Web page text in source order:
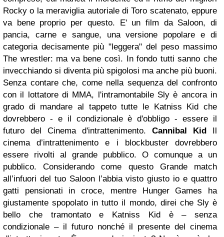
Rocky o la meraviglia autoriale di Toro scatenato, eppure
va bene proprio per questo. E' un film da Saloon, di
pancia, carne e sangue, una versione popolare e di
categoria decisamente più "leggera" del peso massimo
The wrestler: ma va bene così. In fondo tutti sanno che
invecchiando si diventa più spigolosi ma anche più buoni.
Senza contare che, come nella sequenza del confronto
con il lottatore di MMA, l'intramontabile Sly è ancora in
grado di mandare al tappeto tutte le Katniss Kid che
dovrebbero - e il condizionale è d'obbligo - essere il
futuro del Cinema d'intrattenimento. Cannibal Kid Il
cinema d’intrattenimento e i blockbuster dovrebbero
essere rivolti al grande pubblico. O comunque a un
pubblico. Considerando come questo Grande match
all’infuori del tuo Saloon l’abbia visto giusto io e quattro
gatti pensionati in croce, mentre Hunger Games ha
giustamente spopolato in tutto il mondo, direi che Sly è
bello che tramontato e Katniss Kid è – senza
condizionale – il futuro nonché il presente del cinema